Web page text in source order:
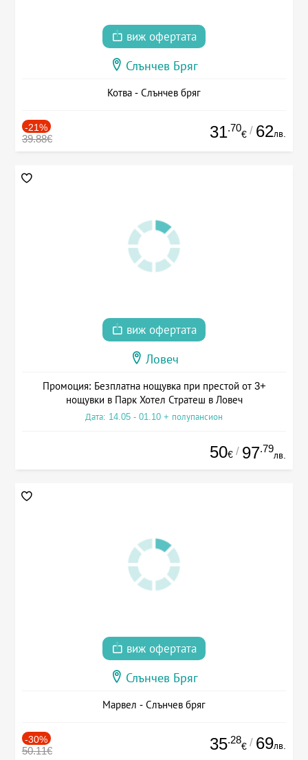
виж офертата
Слънчев Бряг
Котва - Слънчев бряг
-21%
39.88€ 31.70
€ / 62лв.
виж офертата
Ловеч
Промоция: Безплатна нощувка при престой от 3+
нощувки в Парк Хотел Стратеш в Ловеч
Дата: 14.05 - 01.10 + полупансион
50€ / 97.79
лв.
виж офертата
Слънчев Бряг
Марвел - Слънчев бряг
-30%
50.11€ 35.28
€ / 69лв.